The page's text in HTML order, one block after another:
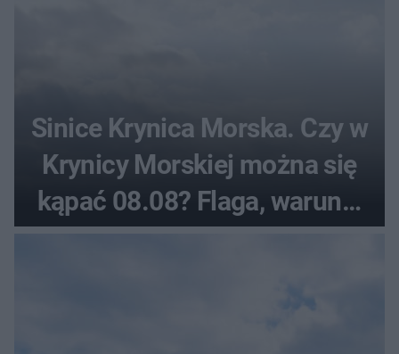
Sinice Krynica Morska. Czy w
Krynicy Morskiej można się
kąpać 08.08? Flaga, warunki
pogodowe